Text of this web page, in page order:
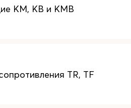
КM, КB и КMB
TR, TF